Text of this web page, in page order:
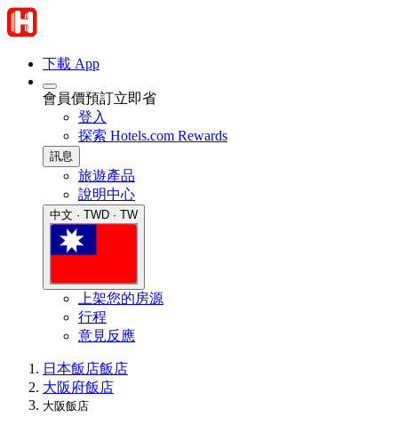
下載 App
會員價預訂立即省
登入
探索 Hotels.com Rewards
訊息
旅遊產品
說明中心
中文 · TWD · TW
上架您的房源
行程
意見反應
日本飯店飯店
大阪府飯店
大阪飯店